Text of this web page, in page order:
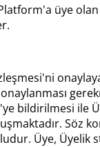
Platform'a üye
bildirilmesi ile
Söz
Üye, Üyelik